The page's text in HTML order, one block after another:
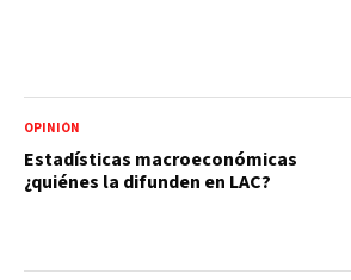
OPINIÓN
Estadísticas macroeconómicas
¿quiénes la difunden en LAC?